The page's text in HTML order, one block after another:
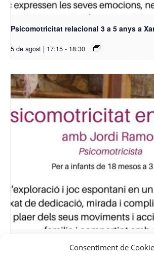
Consentiment de
Psicomotricitat relacional 3 a 5 anys a
5 de agost | 17:15 - 18:30
Psicomotricitat en família de 20 mesos a